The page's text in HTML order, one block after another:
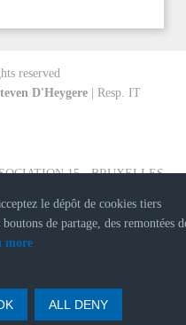
reserved
D'Heygere | Resp. IT
15 - BRUXELLES
le dépôt de cookies tiers
de partage, des remontées
more
ALL DENY